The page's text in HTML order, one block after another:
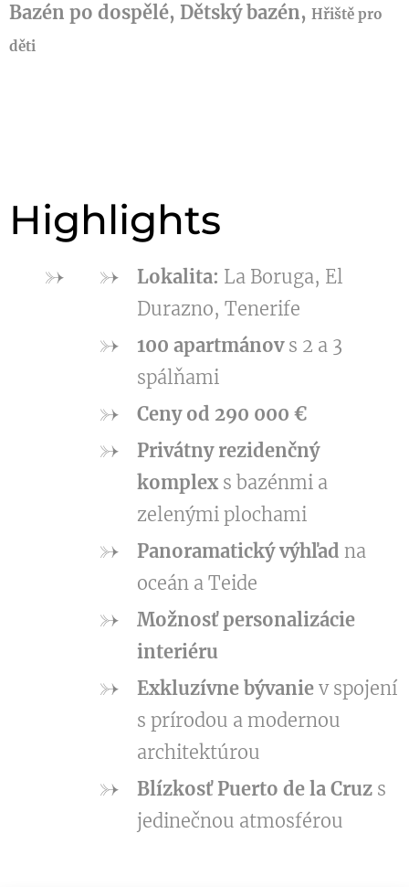
Bazén po dospělé, Dětský bazén, Hřiště pro
děti
Highlights
Lokalita: La Boruga, El
Durazno, Tenerife
100 apartmánovs 2 a 3
spálňami
Ceny od 290 000 €
Privátny rezidenčný
komplex s bazénmi a
zelenými plochami
Panoramatický výhľad na
oceán a Teide
Možnosť personalizácie
interiéru
Exkluzívne bývanie v spojení
s prírodou a modernou
architektúrou
Blízkosť Puerto de la Cruz s
jedinečnou atmosférou